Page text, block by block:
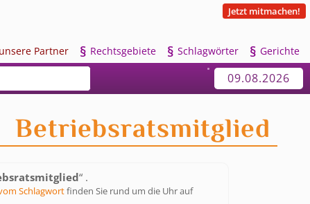
Jetzt mitmachen!
unsere Partner § Rechtsgebiete § Schlagwörter § Gerichte
09.08.2026
Betriebsratsmitglied
“ .
Schlagwortfinden Sie rund um die Uhr auf